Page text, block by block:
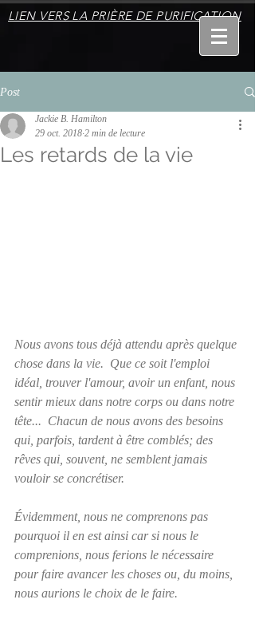
LIEN VERS LA PRIÈRE DE PURIFICATION
Post
Les retards de la vie
Jackie B. Hamilton
29 oct. 2018 2 min de lecture
Nous avons tous déjà attendu après quelque
chose dans la vie.  Que ce soit l'emploi
idéal, trouver l'amour, avoir un enfant, nous
sentir mieux dans notre corps ou dans notre
tête...  Chacun de nous avons des besoins
qui, parfois, tardent à être comblés; des
rêves qui, souvent, ne semblent jamais
vouloir se concrétiser.
Évidemment, nous ne comprenons pas
pourquoi il en est ainsi car si nous le
comprenions, nous ferions le nécessaire
pour faire avancer les choses ou, du moins,
nous aurions le choix de le faire.